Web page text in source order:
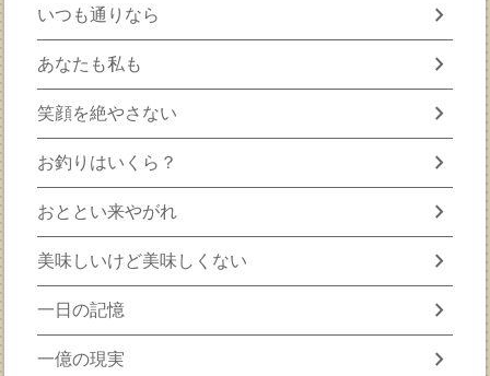
いつも通りなら chevron_right
あなたも私も chevron_right
笑顔を絶やさない chevron_right
お釣りはいくら？ chevron_right
おととい来やがれ chevron_right
美味しいけど美味しくない chevron_right
一日の記憶 chevron_right
一億の現実 chevron_right